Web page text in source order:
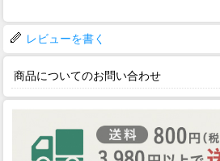
レビューを書く
商品についてのお問い合わせ